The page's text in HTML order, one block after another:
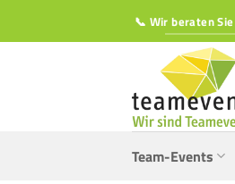
📞 Wir beraten
Team-Events